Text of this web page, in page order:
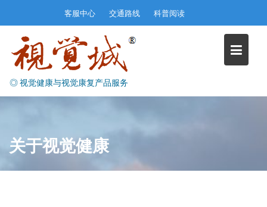
content
客服中心 交通路线 科普阅读
◎ 视觉健康与视觉康复产品服务
关于视觉健康